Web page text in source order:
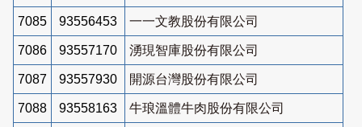
7085 93556453 一一文教股份有限公司
7086 93557170 湧現智庫股份有限公司
7087 93557930 開源台灣股份有限公司
7088 93558163 牛琅溫體牛肉股份有限公司